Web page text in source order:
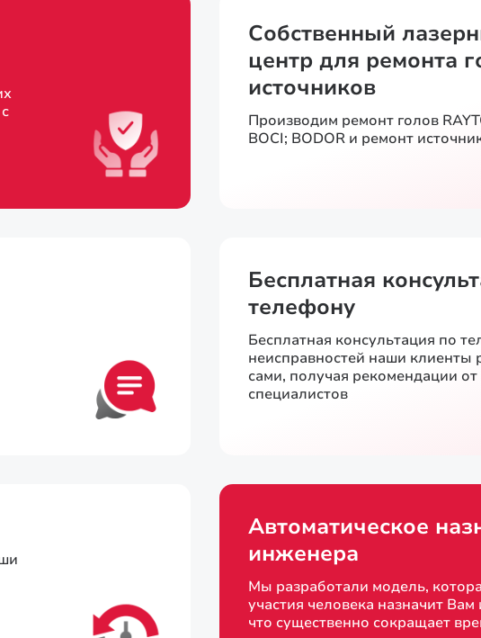
Собственный
центр для ремонта
источников
Производим ремонт голов
BOCI; BODOR и ремонт
Бесплатная
телефону
Бесплатная консультация по
неисправностей наши клиенты
сами, получая рекомендации
специалистов
Автоматическое
инженера
Мы разработали модель,
участия человека назначит
что существенно сокращает